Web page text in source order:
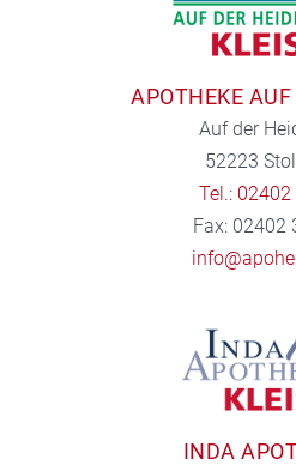
APOTHEKE AUF
Auf der
52223
Tel.:
Fax: 02402
INDA